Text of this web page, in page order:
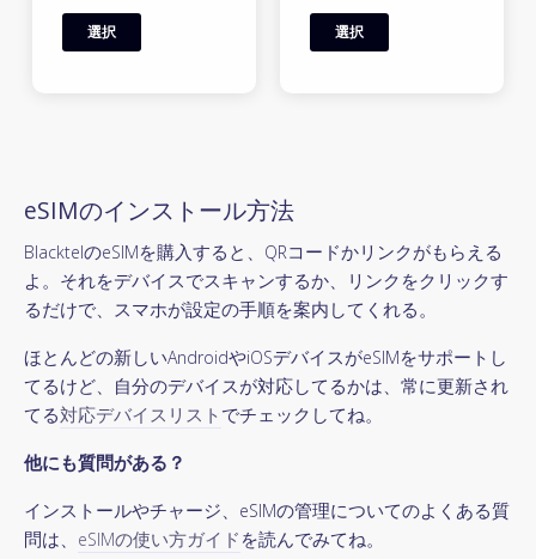
選択 選択
eSIMのインストール方法
BlacktelのeSIMを購入すると、QRコードかリンクがもらえる
よ。それをデバイスでスキャンするか、リンクをクリックす
るだけで、スマホが設定の手順を案内してくれる。
ほとんどの新しいAndroidやiOSデバイスがeSIMをサポートし
てるけど、自分のデバイスが対応してるかは、常に更新され
てる対応デバイスリスト でチェックしてね。
他にも質問がある？
インストールやチャージ、eSIMの管理についてのよくある質
問は、 eSIMの使い方ガイド を読んでみてね。